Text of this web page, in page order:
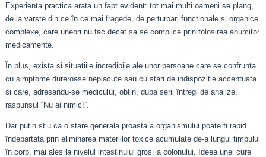
Experienta practica arata un fapt evident: tot mai multi oameni se plang,
de la varste din ce în ce mai fragede, de perturbari functionale si organice
complexe, care uneori nu fac decat sa se complice prin folosirea anumitor
medicamente.
În plus, exista si situatiile incredibile ale unor persoane care se confrunta
cu simptome dureroase neplacute sau cu stari de indispozitie accentuata
si care, adresandu-se medicului, obtin, dupa serii întregi de analize,
raspunsul “Nu ai nimic!”.
Dar putin stiu ca o stare generala proasta a organismului poate fi rapid
îndepartata prin eliminarea materiilor toxice acumulate de-a lungul timpului
în corp, mai ales la nivelul intestinului gros, a colonului. Ideea unei cure